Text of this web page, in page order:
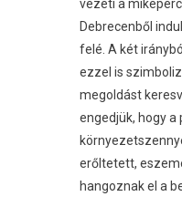
vezeti a
Debrecenből
felé. A két
ezzel is
megoldást
engedjük, hogy
erőltetett,
hangoznak el a